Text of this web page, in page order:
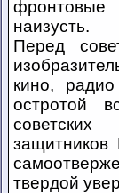
наизусть.
Перед
кино,
остротой
защитников
твердой